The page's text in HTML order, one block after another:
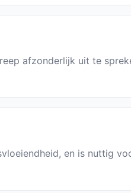
afzonderlijk uit te
en is nuttig